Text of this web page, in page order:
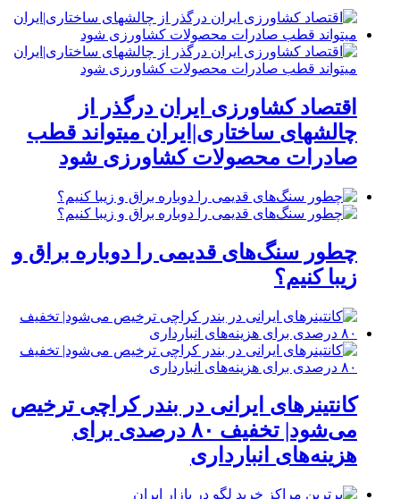
اقتصاد کشاورزی ایران درگذر از
چالشهای ساختاری|ایران میتواند قطب
صادرات محصولات کشاورزی شود
چطور سنگ‌های قدیمی را دوباره براق و
زیبا کنیم؟
کانتینرهای ایرانی در بندر کراچی ترخیص
می‌شود| تخفیف ۸۰ درصدی برای
هزینه‌های انبارداری